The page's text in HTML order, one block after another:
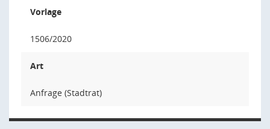
Vorlage
1506/2020
Art
Anfrage (Stadtrat)